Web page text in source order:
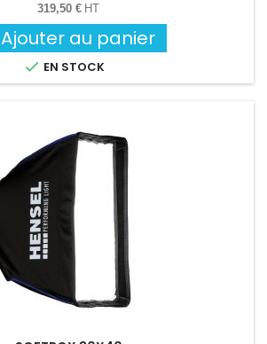
319,50 € HT
Ajouter au panier
 EN STOCK